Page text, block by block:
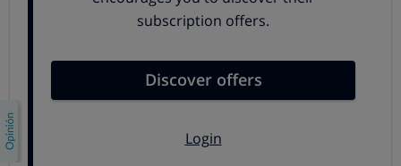
inéditos hasta ahora. Todos nos resentimos de esa
Quienes conducen un coche diésel ya estarían
pagando un sobrecoste de 55 euros al mes sobre lo
dispararse: solo desde que ha comenzado la guerra se
estima que ese combustible ha subido un 20%